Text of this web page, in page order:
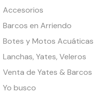
Accesorios
Barcos en Arriendo
Botes y Motos Acuáticas
Lanchas, Yates, Veleros
Venta de Yates & Barcos
Yo busco